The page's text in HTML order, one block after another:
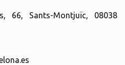
66, Sants-Montjuïc, 08038